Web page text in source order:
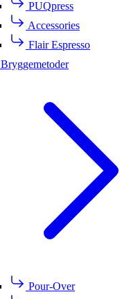
PUQpress
Accessories
Flair Espresso
Bryggemetoder
Pour-Over